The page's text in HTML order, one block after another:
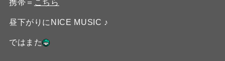
携帯＝ こちら
昼下がりにNICE MUSIC ♪
ではまた